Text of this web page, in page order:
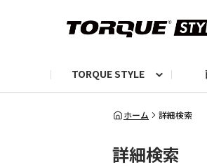
TORQUE STYLE
お知らせ
TORQUEニュース
TORQUEフォト
自己紹介しよう
編集部の日常フォト
ホーム 詳細検索
詳細検索